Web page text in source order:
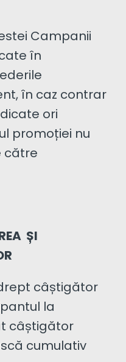
Campanii
în
în caz contrar
ori
promoției nu
către
ȘI
câștigător
la
câștigător
cumulativ